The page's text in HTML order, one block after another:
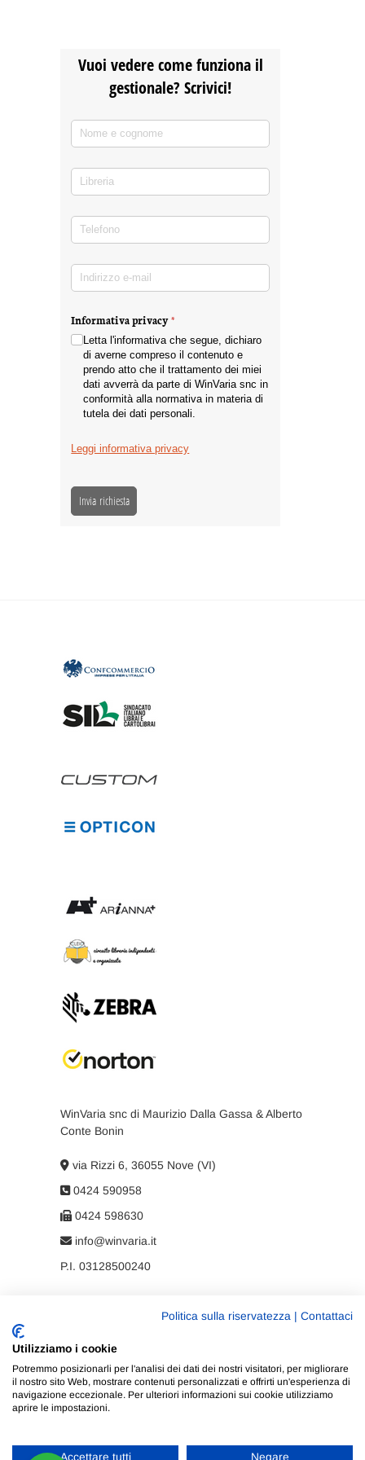
Vuoi vedere come funziona il
gestionale? Scrivici!
Nome e cognome
Libreria
Telefono
Indirizzo e-mail(richiesto)
Informativa privacy*
(richiesto)
Letta l'informativa che segue, dichiaro
di averne compreso il contenuto e
prendo atto che il trattamento dei miei
dati avverrà da parte di WinVaria snc in
conformità alla normativa in materia di
tutela dei dati personali.
Leggi informativa privacy
Invia richiesta
WinVaria snc di Maurizio Dalla Gassa & Alberto
Conte Bonin
via Rizzi 6, 36055 Nove (VI)
0424 590958
0424 598630
info@winvaria.it
P.I. 03128500240
Privacy policy
Politica sulla riservatezza Contattaci
Utilizziamo i cookie
Potremmo posizionarli per l'analisi dei dati dei nostri visitatori, per migliorare
il nostro sito Web, mostrare contenuti personalizzati e offrirti un'esperienza di
navigazione eccezionale. Per ulteriori informazioni sui cookie utilizziamo
aprire le impostazioni.
Accettare tutti Negare